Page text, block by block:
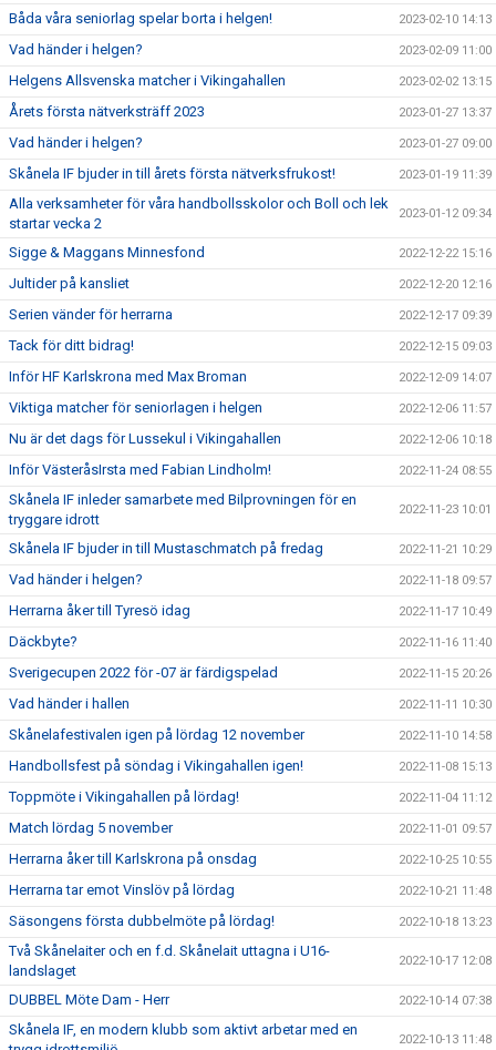
Båda våra seniorlag spelar borta i helgen! 2023-02-10 14:13
Vad händer i helgen? 2023-02-09 11:00
Helgens Allsvenska matcher i Vikingahallen 2023-02-02 13:15
Årets första nätverksträff 2023 2023-01-27 13:37
Vad händer i helgen? 2023-01-27 09:00
Skånela IF bjuder in till årets första nätverksfrukost! 2023-01-19 11:39
Alla verksamheter för våra handbollsskolor och Boll och lek
startar vecka 2
2023-01-12 09:34
Sigge & Maggans Minnesfond 2022-12-22 15:16
Jultider på kansliet 2022-12-20 12:16
Serien vänder för herrarna 2022-12-17 09:39
Tack för ditt bidrag! 2022-12-15 09:03
Inför HF Karlskrona med Max Broman 2022-12-09 14:07
Viktiga matcher för seniorlagen i helgen 2022-12-06 11:57
Nu är det dags för Lussekul i Vikingahallen 2022-12-06 10:18
Inför VästeråsIrsta med Fabian Lindholm! 2022-11-24 08:55
Skånela IF inleder samarbete med Bilprovningen för en
tryggare idrott
2022-11-23 10:01
Skånela IF bjuder in till Mustaschmatch på fredag 2022-11-21 10:29
Vad händer i helgen? 2022-11-18 09:57
Herrarna åker till Tyresö idag 2022-11-17 10:49
Däckbyte? 2022-11-16 11:40
Sverigecupen 2022 för -07 är färdigspelad 2022-11-15 20:26
Vad händer i hallen 2022-11-11 10:30
Skånelafestivalen igen på lördag 12 november 2022-11-10 14:58
Handbollsfest på söndag i Vikingahallen igen! 2022-11-08 15:13
Toppmöte i Vikingahallen på lördag! 2022-11-04 11:12
Match lördag 5 november 2022-11-01 09:57
Herrarna åker till Karlskrona på onsdag 2022-10-25 10:55
Herrarna tar emot Vinslöv på lördag 2022-10-21 11:48
Säsongens första dubbelmöte på lördag! 2022-10-18 13:23
Två Skånelaiter och en f.d. Skånelait uttagna i U16-
landslaget
2022-10-17 12:08
DUBBEL Möte Dam - Herr 2022-10-14 07:38
Skånela IF, en modern klubb som aktivt arbetar med en
2022-10-13 11:48